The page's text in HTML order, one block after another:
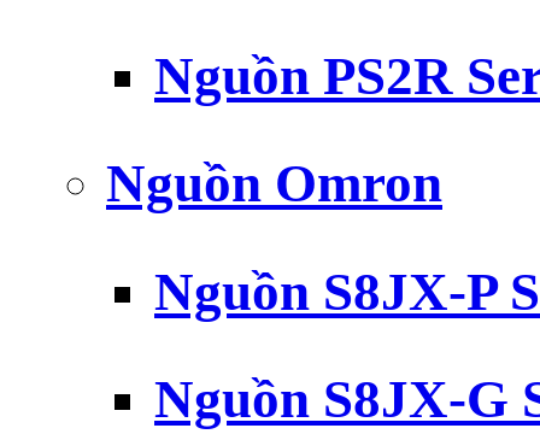
Nguồn PS2R
Nguồn Omron
Nguồn S8JX-P
Nguồn S8JX-G